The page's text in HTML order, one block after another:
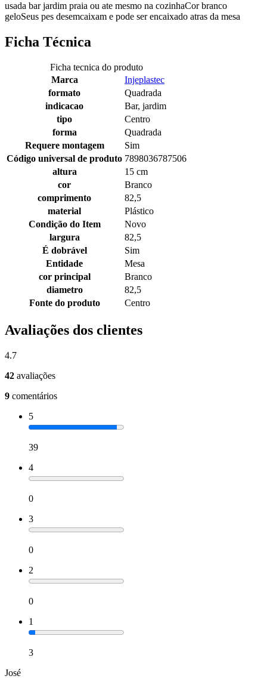
usada bar jardim praia ou ate mesmo na cozinhaCor branco
geloSeus pes desemcaixam e pode ser encaixado atras da mesa
Ficha Técnica
Ficha tecnica do produto
Marca
Injeplastec
formato
Quadrada
indicacao
Bar, jardim
tipo
Centro
forma
Quadrada
Requere montagem
Sim
Código universal de produto 7898036787506
altura
15 cm
cor
Branco
comprimento
82,5
material
Plástico
Condição do Item
Novo
largura
82,5
É dobrável
Sim
Entidade
Mesa
cor principal
Branco
diametro
82,5
Fonte do produto
Centro
Avaliações dos clientes
4.7
42 avaliações
9 comentários
5
39
4
0
3
0
2
0
1
3
José